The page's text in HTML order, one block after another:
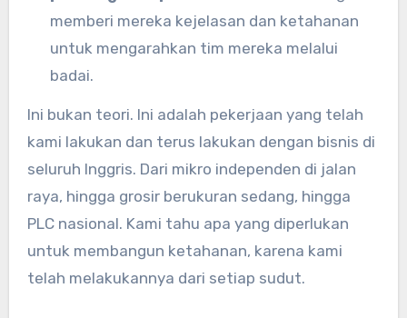
memberi mereka kejelasan dan ketahanan
untuk mengarahkan tim mereka melalui
badai.
Ini bukan teori. Ini adalah pekerjaan yang telah
kami lakukan dan terus lakukan dengan bisnis di
seluruh Inggris. Dari mikro independen di jalan
raya, hingga grosir berukuran sedang, hingga
PLC nasional. Kami tahu apa yang diperlukan
untuk membangun ketahanan, karena kami
telah melakukannya dari setiap sudut.